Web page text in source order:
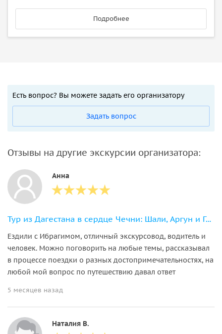
Подробнее
Есть вопрос? Вы можете задать его организатору
Задать вопрос
Отзывы на другие экскурсии организатора:
Анна
Тур из Дагестана в сердце Чечни: Шали, Аргун и Грозный
Ездили с Ибрагимом, отличный экскурсовод, водитель и
человек. Можно поговорить на любые темы, рассказывал
в процессе поездки о разных достопримечательностях, на
любой мой вопрос по путешествию давал ответ
5 месяцев назад
Наталия В.